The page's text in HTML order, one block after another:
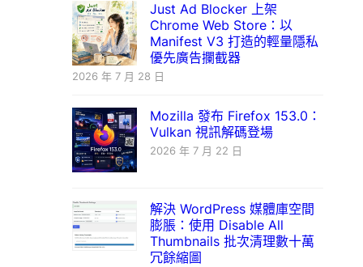
Just Ad Blocker 上架
Chrome Web Store：以
Manifest V3 打造的輕量隱私
優先廣告攔截器
2026 年 7 月 28 日
Mozilla 發布 Firefox 153.0：
Vulkan 視訊解碼登場
2026 年 7 月 22 日
解決 WordPress 媒體庫空間
膨脹：使用 Disable All
Thumbnails 批次清理數十萬
冗餘縮圖